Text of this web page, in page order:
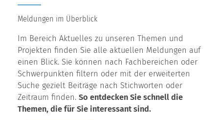
Meldungen im Überblick
Im Bereich Aktuelles zu unseren Themen und
Projekten finden Sie alle aktuellen Meldungen auf
einen Blick. Sie können nach Fachbereichen oder
Schwerpunkten filtern oder mit der erweiterten
Suche gezielt Beiträge nach Stichworten oder
Zeitraum finden. So entdecken Sie schnell die
Themen, die für Sie interessant sind.